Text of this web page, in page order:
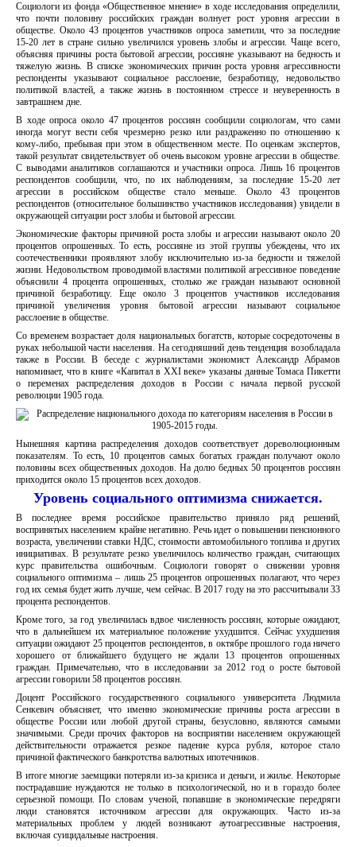
Социологи из фонда «Общественное мнение» в ходе исследования определили,
что почти половину российских граждан волнует рост уровня агрессии в
обществе. Около 43 процентов участников опроса заметили, что за последние
15-20 лет в стране сильно увеличился уровень злобы и агрессии. Чаще всего,
объясняя причины роста бытовой агрессии, россияне указывают на бедность и
тяжелую жизнь. В списке экономических причин роста уровня агрессивности
респонденты указывают социальное расслоение, безработицу, недовольство
политикой властей, а также жизнь в постоянном стрессе и неуверенность в
завтрашнем дне.
В ходе опроса около 47 процентов россиян сообщили социологам, что сами
иногда могут вести себя чрезмерно резко или раздраженно по отношению к
кому-либо, пребывая при этом в общественном месте. По оценкам экспертов,
такой результат свидетельствует об очень высоком уровне агрессии в обществе.
С выводами аналитиков соглашаются и участники опроса. Лишь 16 процентов
респондентов сообщили, что, по их наблюдениям, за последние 15-20 лет
агрессии в российском обществе стало меньше. Около 43 процентов
респондентов (относительное большинство участников исследования) увидели в
окружающей ситуации рост злобы и бытовой агрессии.
Экономические факторы причиной роста злобы и агрессии называют около 20
процентов опрошенных. То есть, россияне из этой группы убеждены, что их
соотечественники проявляют злобу исключительно из-за бедности и тяжелой
жизни. Недовольством проводимой властями политикой агрессивное поведение
объяснили 4 процента опрошенных, столько же граждан называют основной
причиной безработицу. Еще около 3 процентов участников исследования
причиной увеличения уровня бытовой агрессии называют социальное
расслоение в обществе.
Со временем возрастает доля национальных богатств, которые сосредоточены в
руках небольшой части населения. На сегодняшний день тенденция возобладала
также в России. В беседе с журналистами экономист Александр Абрамов
напоминает, что в книге «Капитал в XXI веке» указаны данные Томаса Пикетти
о переменах распределения доходов в России с начала первой русской
революции 1905 года.
Нынешняя картина распределения доходов соответствует дореволюционным
показателям. То есть, 10 процентов самых богатых граждан получают около
половины всех общественных доходов. На долю бедных 50 процентов россиян
приходится около 15 процентов всех доходов.
Уровень социального оптимизма снижается.
В последнее время российское правительство приняло ряд решений,
воспринятых населением крайне негативно. Речь идет о повышении пенсионного
возраста, увеличении ставки НДС, стоимости автомобильного топлива и других
инициативах. В результате резко увеличилось количество граждан, считающих
курс правительства ошибочным. Социологи говорят о снижении уровня
социального оптимизма – лишь 25 процентов опрошенных полагают, что через
год их семья будет жить лучше, чем сейчас. В 2017 году на это рассчитывали 33
процента респондентов.
Кроме того, за год увеличилась вдвое численность россиян, которые ожидают,
что в дальнейшем их материальное положение ухудшится. Сейчас ухудшения
ситуации ожидают 25 процентов респондентов, в октябре прошлого года ничего
хорошего от ближайшего будущего не ждали 13 процентов опрошенных
граждан. Примечательно, что в исследовании за 2012 год о росте бытовой
агрессии говорили 58 процентов россиян.
Доцент Российского государственного социального университета Людмила
Сенкевич объясняет, что именно экономические причины роста агрессии в
обществе России или любой другой страны, безусловно, являются самыми
значимыми. Среди прочих факторов на восприятии населением окружающей
действительности отражается резкое падение курса рубля, которое стало
причиной фактического банкротства валютных ипотечников.
В итоге многие заемщики потеряли из-за кризиса и деньги, и жилье. Некоторые
пострадавшие нуждаются не только в психологической, но и в гораздо более
серьезной помощи. По словам ученой, попавшие в экономические передряги
люди становятся источником агрессии для окружающих. Часто из-за
материальных проблем у людей возникают аутоагрессивные настроения,
включая суицидальные настроения.